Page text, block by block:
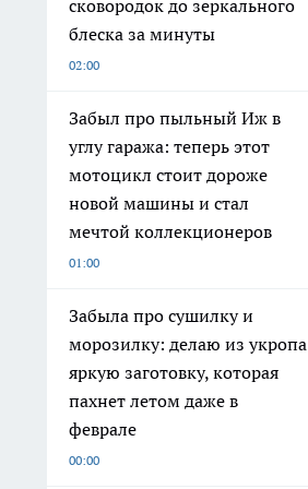
сковородок до зеркального
блеска за минуты
02:00
Забыл про пыльный Иж в
углу гаража: теперь этот
мотоцикл стоит дороже
новой машины и стал
мечтой коллекционеров
01:00
Забыла про сушилку и
морозилку: делаю из укропа
яркую заготовку, которая
пахнет летом даже в
феврале
00:00